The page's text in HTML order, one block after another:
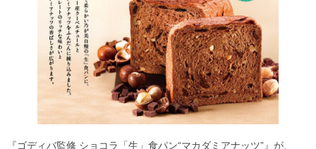
『ゴディバ監修 ショコラ「生」食パン“マカダミアナッツ”』が、